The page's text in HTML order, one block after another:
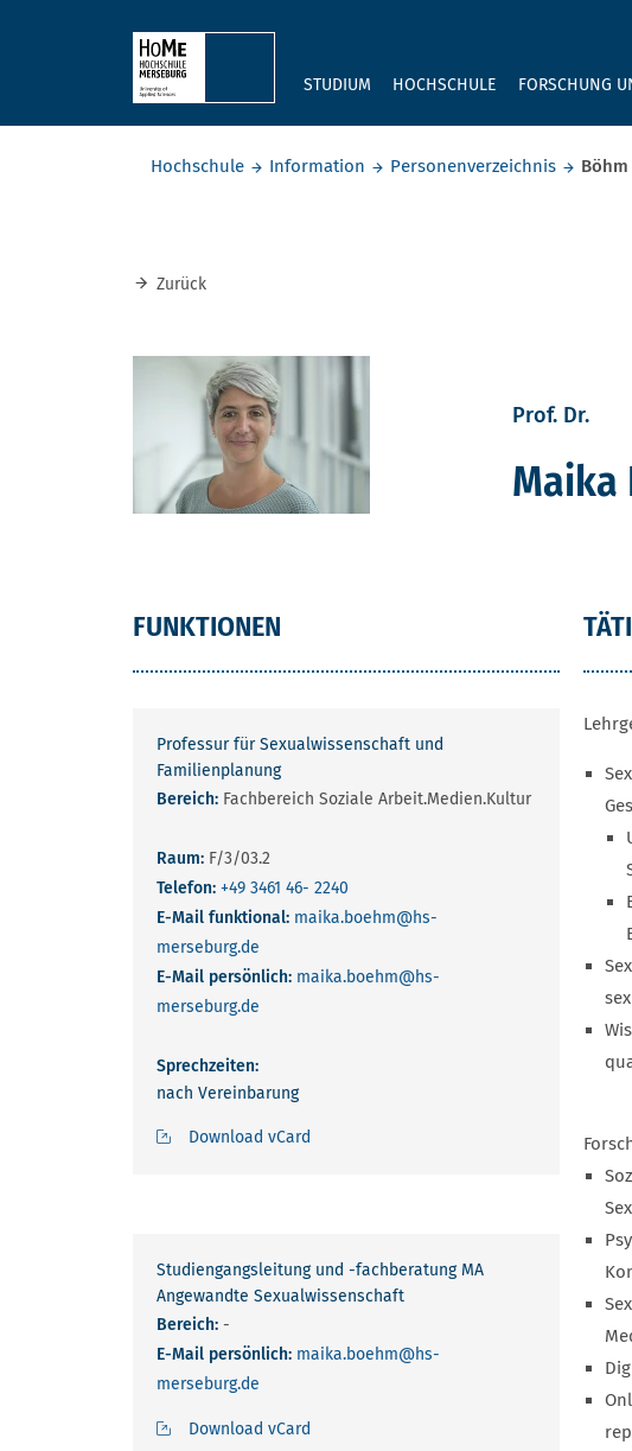
STUDIUM HOCHSCHULE FORSCHUNG
Hochschule
Information Personenverzeichnis Böhm
Zurück
Prof. Dr.
Maika
FUNKTIONEN
Professur für Sexualwissenschaft und
Familienplanung
Bereich: Fachbereich Soziale Arbeit.Medien.Kultur
Raum: F/3/03.2
Telefon: +49 3461 46- 2240
E-Mail funktional: maika.boehm@hs-
merseburg.de
E-Mail persönlich: maika.boehm@hs-
merseburg.de
Sprechzeiten:
nach Vereinbarung
Download vCard
Studiengangsleitung und -fachberatung MA
Angewandte Sexualwissenschaft
Bereich: -
E-Mail persönlich: maika.boehm@hs-
merseburg.de
Download vCard